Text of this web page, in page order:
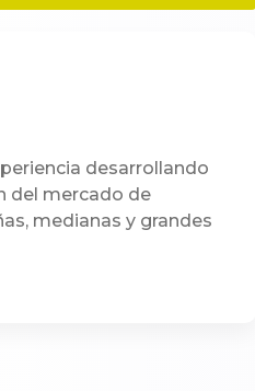
desarrollando
del mercado de
medianas y grandes